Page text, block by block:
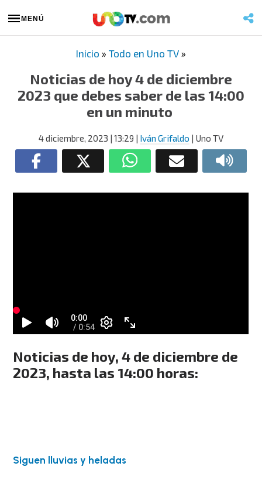
MENÚ
Inicio » Todo en Uno TV »
Noticias de hoy 4 de diciembre
2023 que debes saber de las 14:00
en un minuto
4 diciembre, 2023 | 13:29 | Iván Grifaldo | Uno TV
Noticias de hoy, 4 de diciembre de
2023, hasta las 14:00 horas:
Siguen lluvias y heladas